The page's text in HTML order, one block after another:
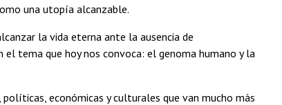
una utopía alcanzable.
la vida eterna ante la ausencia de
tema que hoy nos convoca: el genoma humano y la
económicas y culturales que van mucho más